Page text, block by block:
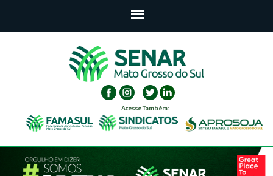
Acesse Também: